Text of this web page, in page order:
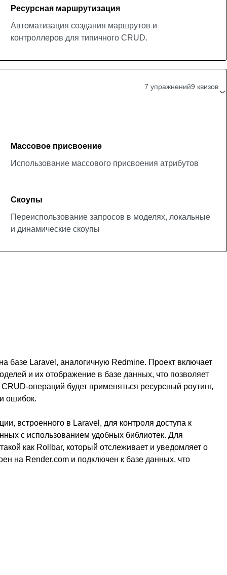
Ресурсная маршрутизация
Автоматизация создания маршрутов и
контроллеров для типичного CRUD.
7 упражнений9 квизов
Массовое присвоение
Использование массового присвоения атрибутов
Скоупы
Переиспользование запросов в моделях, локальные
и динамические скоупы
базе Laravel, аналогичную Redmine. Проект включает
и их отображение в базе данных, что позволяет
операций будет применяться ресурсный роутинг,
ошибок.
встроенного в Laravel, для контроля доступа к
с использованием удобных библиотек. Для
как Rollbar, который отслеживает и уведомляет о
на Render.com и подключен к базе данных, что